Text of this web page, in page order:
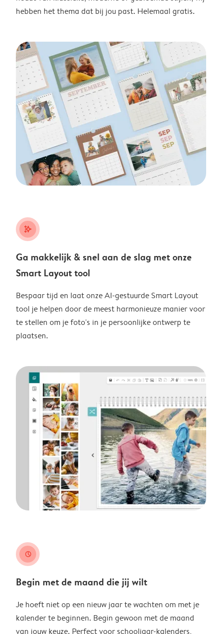
hebben het thema dat bij jou past. Helemaal gratis.
stars_plus
Ga makkelijk & snel aan de slag met onze
Smart Layout tool
Bespaar tijd en laat onze AI-gestuurde Smart Layout
tool je helpen door de meest harmonieuze manier voor
te stellen om je foto's in je persoonlijke ontwerp te
plaatsen.
clock
Begin met de maand die jij wilt
Je hoeft niet op een nieuw jaar te wachten om met je
kalender te beginnen. Begin gewoon met de maand
van jouw keuze. Perfect voor schooljaar-kalenders,